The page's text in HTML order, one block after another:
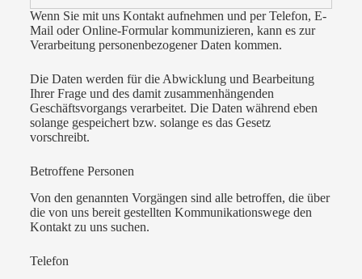
Wenn Sie mit uns Kontakt aufnehmen und per Telefon, E-
Mail oder Online-Formular kommunizieren, kann es zur
Verarbeitung personenbezogener Daten kommen.
Die Daten werden für die Abwicklung und Bearbeitung
Ihrer Frage und des damit zusammenhängenden
Geschäftsvorgangs verarbeitet. Die Daten während eben
solange gespeichert bzw. solange es das Gesetz
vorschreibt.
Betroffene Personen
Von den genannten Vorgängen sind alle betroffen, die über
die von uns bereit gestellten Kommunikationswege den
Kontakt zu uns suchen.
Telefon